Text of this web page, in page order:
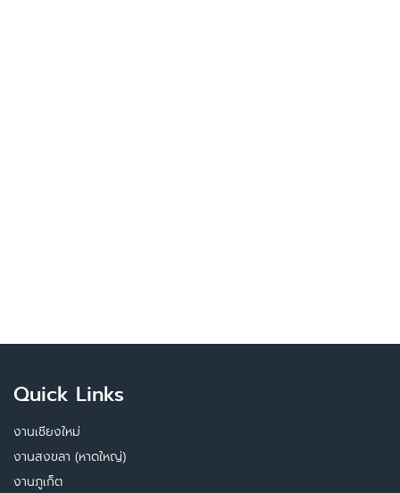
Quick Links
งานเชียงใหม่
งานสงขลา (หาดใหญ่)
งานภูเก็ต